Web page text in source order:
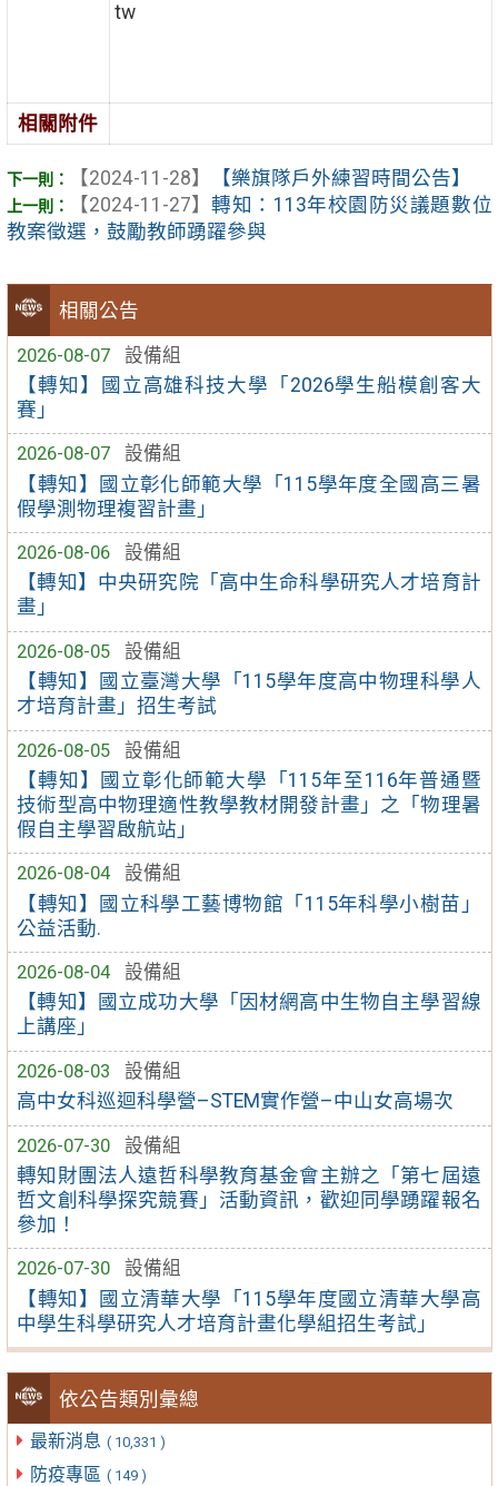
相關公告
2026-08-07
設備組
【轉知】國立高雄科技大學「2026學生船模創客大
賽」
2026-08-07
設備組
【轉知】國立彰化師範大學「115學年度全國高三暑
假學測物理複習計畫」
2026-08-06
設備組
【轉知】中央研究院「高中生命科學研究人才培育計
畫」
2026-08-05
設備組
【轉知】國立臺灣大學「115學年度高中物理科學人
才培育計畫」招生考試
2026-08-05
設備組
【轉知】國立彰化師範大學「115年至116年普通暨
技術型高中物理適性教學教材開發計畫」之「物理暑
假自主學習啟航站」
2026-08-04
設備組
【轉知】國立科學工藝博物館「115年科學小樹苗」
公益活動.
2026-08-04
設備組
【轉知】國立成功大學「因材網高中生物自主學習線
上講座」
2026-08-03
設備組
高中女科巡迴科學營–STEM實作營–中山女高場次
2026-07-30
設備組
轉知財團法人遠哲科學教育基金會主辦之「第七屆遠
哲文創科學探究競賽」活動資訊，歡迎同學踴躍報名
參加！
2026-07-30
設備組
【轉知】國立清華大學「115學年度國立清華大學高
中學生科學研究人才培育計畫化學組招生考試」
依公告類別彙總
最新消息 ( 10,331 )
防疫專區 ( 149 )
tw
相關附件
【2024-11-28】
【樂旗隊戶外練習時間公告】
【2024-11-27】 轉知：113年校園防災議題數位
教案徵選，鼓勵教師踴躍參與